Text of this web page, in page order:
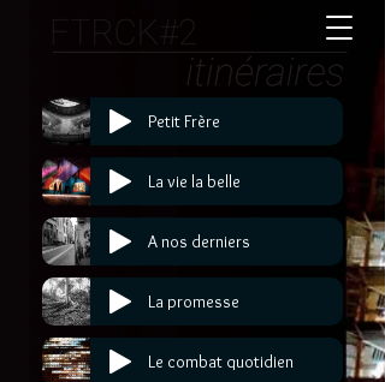
Petit Frère
La vie la belle
A nos derniers
La promesse
Le combat quotidien